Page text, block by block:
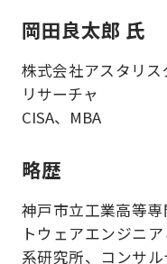
岡田良太郎 氏
株式会社アスタリス
リサーチャ
CISA、MBA
略歴
神戸市立工業高等
トウェアエンジニ
系研究所、コンサ